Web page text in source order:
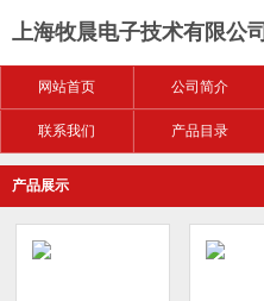
上海牧晨电子技术有限公司
网站首页 公司简介
联系我们 产品目录
产品展示